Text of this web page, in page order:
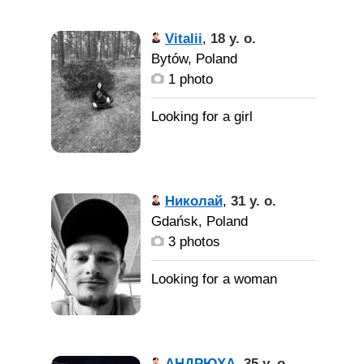
Vitalii, 18 y. o.
Bytów, Poland
1 photo
Николай, 31 y. o.
Gdańsk, Poland
3 photos